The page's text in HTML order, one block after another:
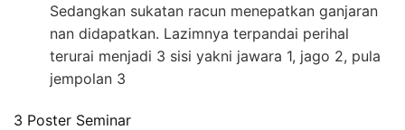
Sedangkan sukatan racun menepatkan ganjaran
nan didapatkan. Lazimnya terpandai perihal
terurai menjadi 3 sisi yakni jawara 1, jago 2, pula
jempolan 3
3 Poster Seminar